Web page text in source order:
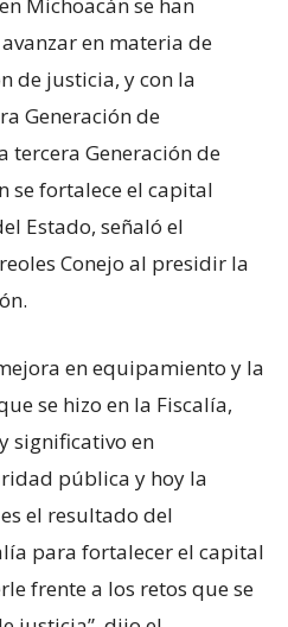
en materia de
de justicia, y con la
Generación de
tercera Generación de
se fortalece el capital
Estado, señaló el
Conejo al presidir la
en equipamiento y la
se hizo en la Fiscalía,
significativo en
pública y hoy la
el resultado del
para fortalecer el capital
frente a los retos que se